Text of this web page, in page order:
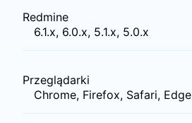
Redmine
6.1.x, 6.0.x, 5.1.x, 5.0.x
Przeglądarki
Chrome, Firefox, Safari, Edge